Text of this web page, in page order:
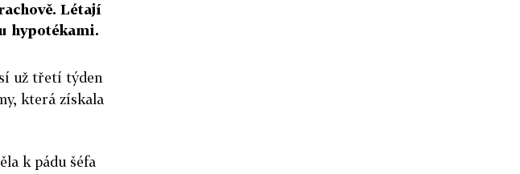
Létají
hypotékami.
už třetí týden
která získala
k pádu šéfa